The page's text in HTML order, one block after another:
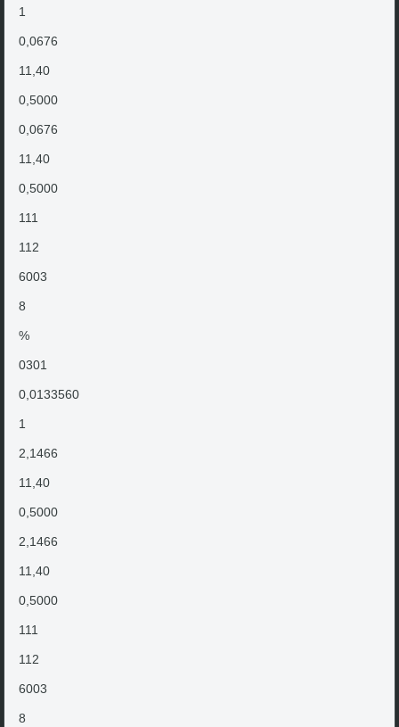
1
0,0676
11,40
0,5000
0,0676
11,40
0,5000
111
112
6003
8
%
0301
0,0133560
1
2,1466
11,40
0,5000
2,1466
11,40
0,5000
111
112
6003
8